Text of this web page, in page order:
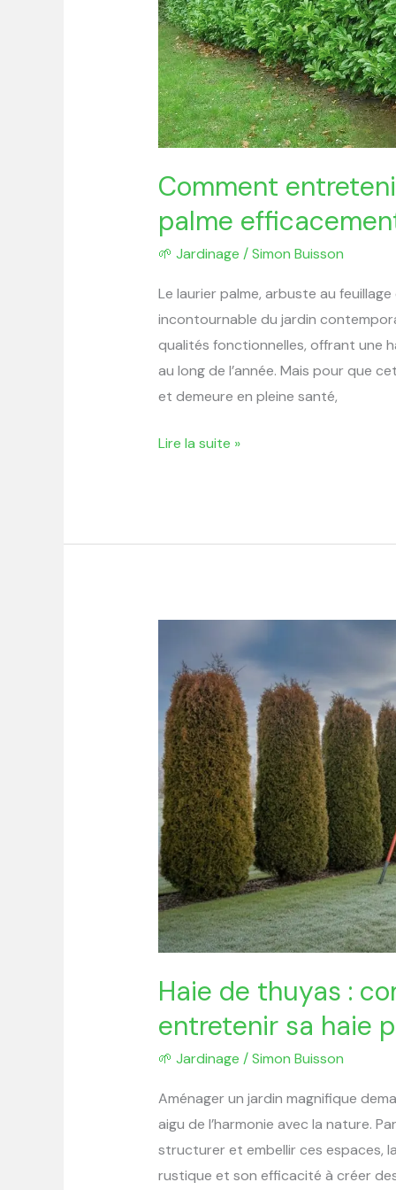
Comment
palme
🌱 Jardinage /Simon Buisson
Le laurier palme, arbuste au
incontournable du jardin
qualités fonctionnelles, offrant une
au long de l’année. Mais pour que
et demeure en pleine santé,
Lire la suite »
Haie de thuyas :
entretenir sa haie
🌱 Jardinage /Simon Buisson
Aménager un jardin magnifique
aigu de l’harmonie avec la nature.
structurer et embellir ces espaces,
rustique et son efficacité à créer
thuyas
comment
choisir
et
entretenir
sa
haie
pour
un
jardin